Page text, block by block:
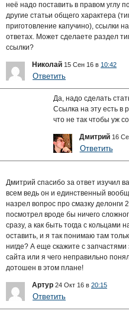
неё надо поставить в правом углу
другие статьи общего характера
приготовление капучино), ссылки
ответах. Может сделаете раздел
ссылки?
Николай 15 Сен 16 в 10:42
Ответить
Да, надо сделать
Ссылка на эту есть в
что не так чтобы уж
Дмитрий 16
Ответить
Дмитрий спасибо за ответ изучил
всем ведь он и единственный
назрел вопрос про смазку делонги
посмотрел вроде бы ничего
сразу, а как быть тогда с кольцами
оставить, и я так понимаю там
нигде? А еще скажите с
сайта или я чего неправильно
дотошен в этом плане!
Артур 24 Окт 16 в 20:15
Ответить